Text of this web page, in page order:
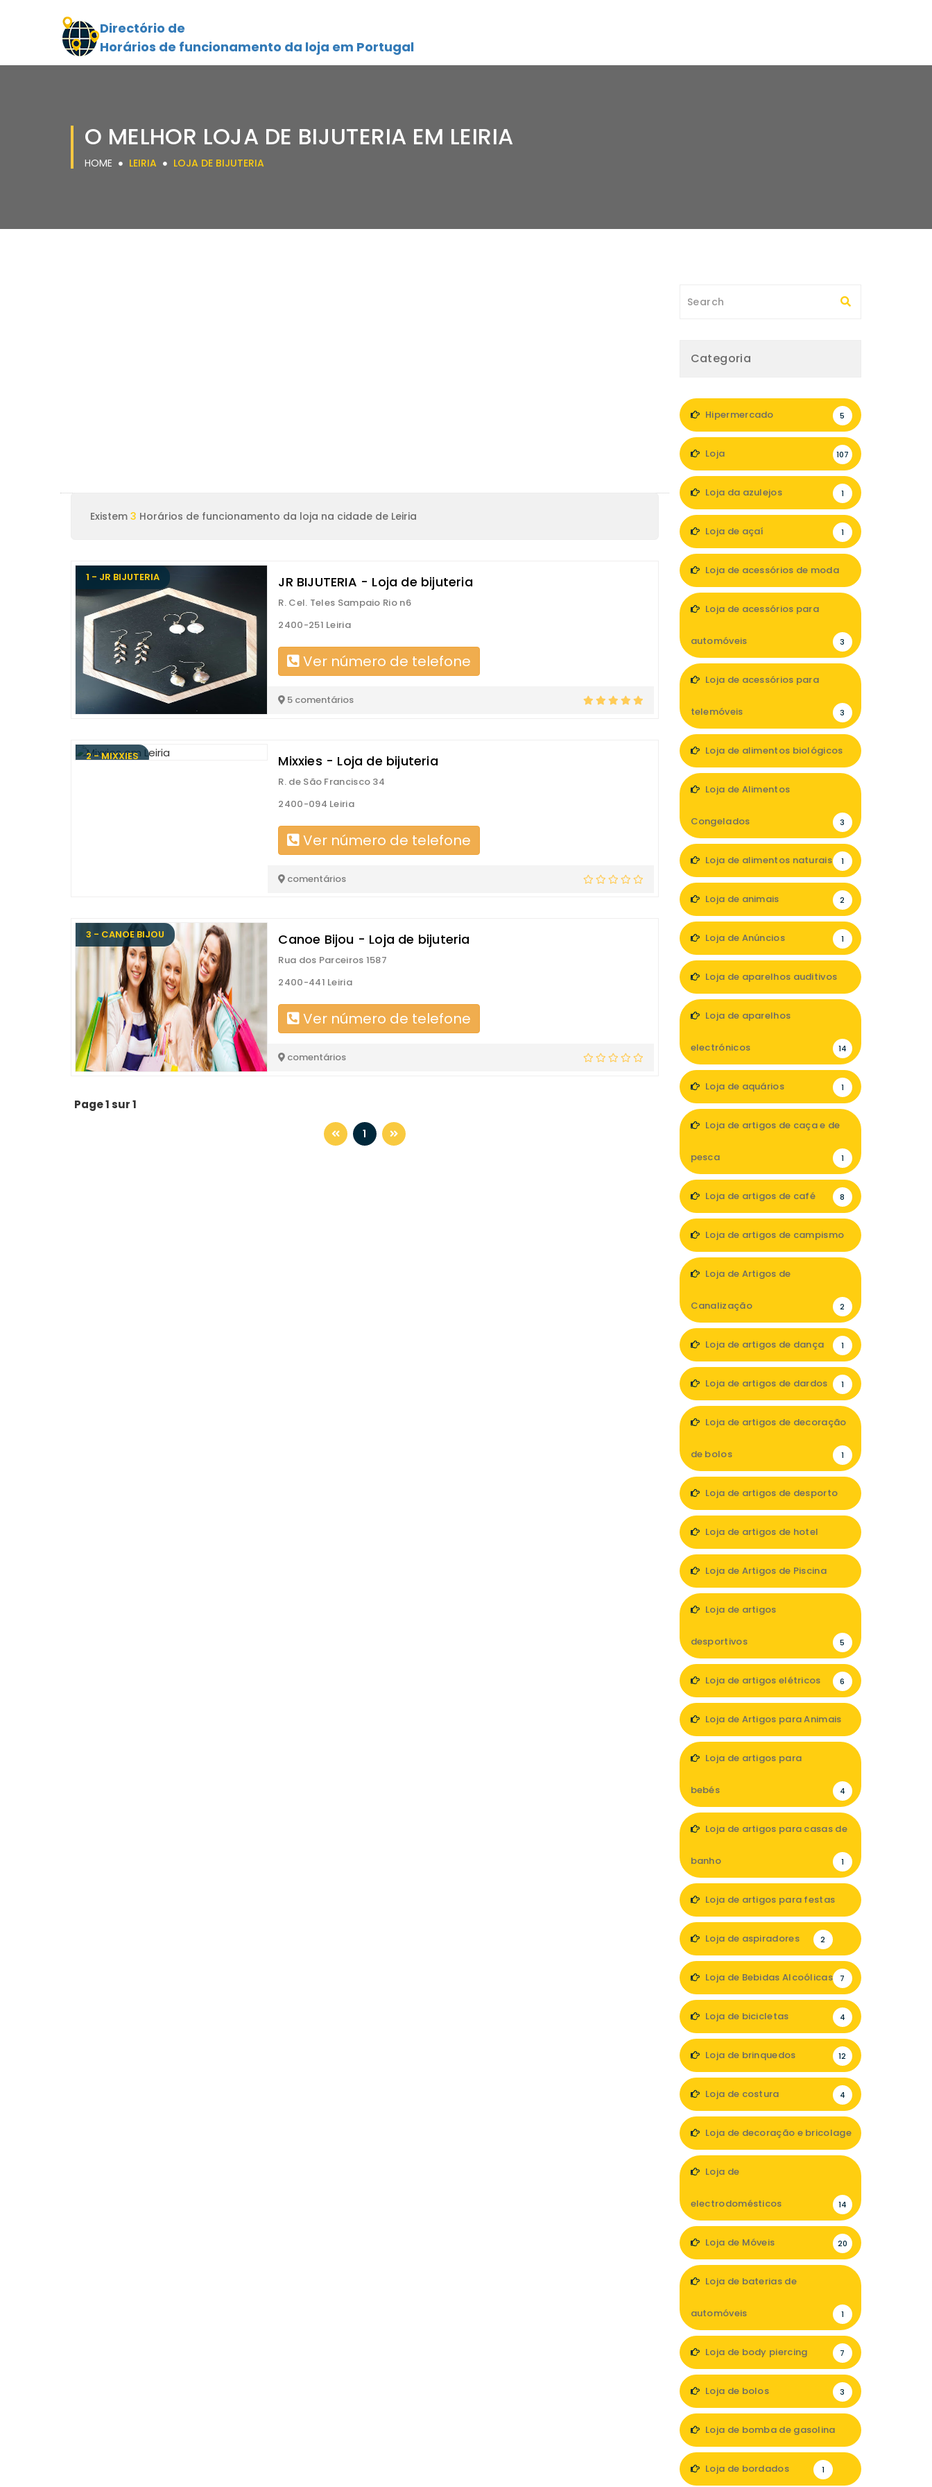
Directório de
Horários de funcionamento da loja em Portugal
O MELHOR LOJA DE BIJUTERIA EM LEIRIA
HOME LEIRIA LOJA DE BIJUTERIA
Existem 3 Horários de funcionamento da loja na cidade de Leiria
1 - JR BIJUTERIA JR BIJUTERIA - Loja de bijuteria
R. Cel. Teles Sampaio Rio n6
2400-251 Leiria
Ver número de telefone
5 comentários
2 - MIXXIES Mixxies - Loja de bijuteria
R. de São Francisco 34
2400-094 Leiria
Ver número de telefone
comentários
3 - CANOE BIJOU Canoe Bijou - Loja de bijuteria
Rua dos Parceiros 1587
2400-441 Leiria
Ver número de telefone
comentários
Page 1 sur 1
1
Categoria
Hipermercado 5
Loja 107
Loja da azulejos 1
Loja de açaí 1
Loja de acessórios de moda
Loja de acessórios para
automóveis 3
Loja de acessórios para
telemóveis 3
Loja de alimentos biológicos
Loja de Alimentos
Congelados 3
Loja de alimentos naturais 1
Loja de animais 2
Loja de Anúncios 1
Loja de aparelhos auditivos
Loja de aparelhos
electrónicos 14
Loja de aquários 1
Loja de artigos de caça e de
pesca 1
Loja de artigos de café 8
Loja de artigos de campismo
Loja de Artigos de
Canalização 2
Loja de artigos de dança 1
Loja de artigos de dardos 1
Loja de artigos de decoração
de bolos 1
Loja de artigos de desporto
Loja de artigos de hotel
Loja de Artigos de Piscina
Loja de artigos
desportivos 5
Loja de artigos elétricos 6
Loja de Artigos para Animais
Loja de artigos para
bebés 4
Loja de artigos para casas de
banho 1
Loja de artigos para festas
Loja de aspiradores 2
Loja de Bebidas Alcoólicas 7
Loja de bicicletas 4
Loja de brinquedos 12
Loja de costura 4
Loja de decoração e bricolage
Loja de
electrodomésticos 14
Loja de Móveis 20
Loja de baterias de
automóveis 1
Loja de body piercing 7
Loja de bolos 3
Loja de bomba de gasolina
Loja de bordados 1